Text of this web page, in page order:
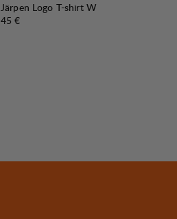
Järpen Logo T-shirt W
Preis:
45 €